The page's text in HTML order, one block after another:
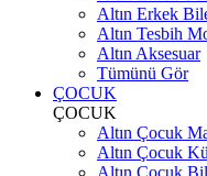
Altın Erkek
Altın Tesbih
Altın Aksesuar
Tümünü Gör
ÇOCUK
ÇOCUK
Altın Çocuk
Altın Çocuk
Altın Çocuk